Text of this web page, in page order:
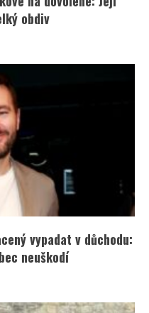
obdiv
vypadat v důchodu:
neuškodí